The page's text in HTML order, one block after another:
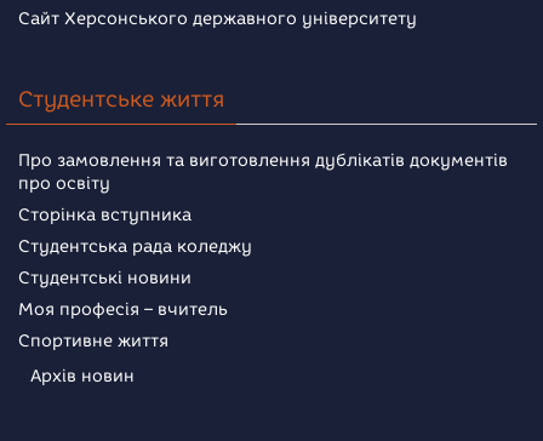
Сайт Херсонського державного університету
Студентське життя
Про замовлення та виготовлення дублікатів документів
про освіту
Сторінка вступника
Студентська рада коледжу
Студентські новини
Моя професія – вчитель
Спортивне життя
Архів новин